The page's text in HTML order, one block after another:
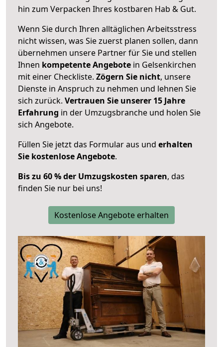
hin zum Verpacken Ihres kostbaren Hab & Gut.
Wenn Sie durch Ihren alltäglichen Arbeitsstress
nicht wissen, was Sie zuerst planen sollen, dann
übernehmen unsere Partner für Sie und stellen
Ihnen kompetente Angebote in Gelsenkirchen
mit einer Checkliste. Zögern Sie nicht, unsere
Dienste in Anspruch zu nehmen und lehnen Sie
sich zurück. Vertrauen Sie unserer 15 Jahre
Erfahrung in der Umzugsbranche und holen Sie
sich Angebote.
Füllen Sie jetzt das Formular aus und erhalten
Sie kostenlose Angebote.
Bis zu 60 % der Umzugskosten sparen, das
finden Sie nur bei uns!
Kostenlose Angebote erhalten